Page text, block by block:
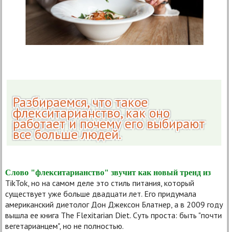
Разбираемся, что такое
флекситарианство, как оно
работает и почему его выбирают
все больше людей.
Слово "флекситарианство" звучит как новый тренд из
TikTok, но на самом деле это стиль питания, который
существует уже больше двадцати лет. Его придумала
американский диетолог Дон Джексон Блатнер, а в 2009 году
вышла ее книга The Flexitarian Diet. Суть проста: быть "почти
вегетарианцем", но не полностью.